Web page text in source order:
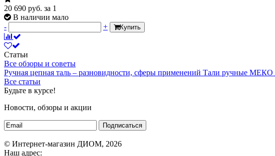
20 690 руб. за 1
В наличии мало
-
+ Купить
Статьи
Все обзоры и советы
Ручная цепная таль – разновидности, сферы применений Тали ручные МЕКО
Все статьи
Будьте в курсе!
Новости, обзоры и акции
Подписаться
© Интернет-магазин ДИОМ, 2026
Наш адрес: